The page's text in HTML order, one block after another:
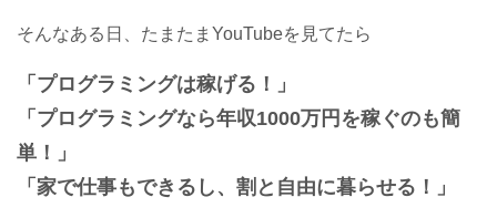
そんなある日、たまたまYouTubeを見てたら
「プログラミングは稼げる！」
「プログラミングなら年収1000万円を稼ぐのも簡
単！」
「家で仕事もできるし、割と自由に暮らせる！」